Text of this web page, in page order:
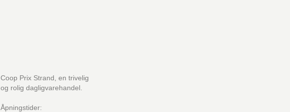
Coop Prix Strand, en trivelig
og rolig dagligvarehandel.
Åpningstider: